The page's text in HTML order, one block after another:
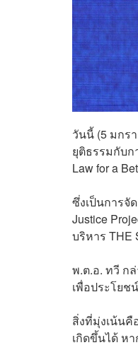
วันนี้ (5 มกร
ยุติธรรมกับก
Law for a
ซึ่งเป็นการจั
Justice
บริหาร THE
พ.ต.อ. ทวี ก
เพื่อประโยช
สิ่งที่มุ่งเน้น
เกิดขึ้นได้ ห